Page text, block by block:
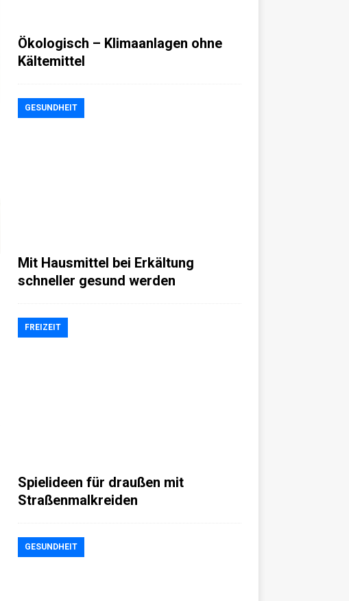
Ökologisch – Klimaanlagen ohne
Kältemittel
GESUNDHEIT
Mit Hausmittel bei Erkältung
schneller gesund werden
FREIZEIT
Spielideen für draußen mit
Straßenmalkreiden
GESUNDHEIT